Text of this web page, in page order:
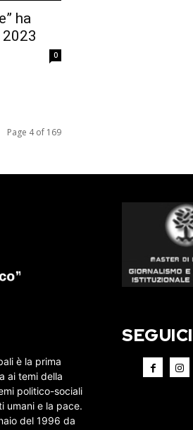
ha
0
Page 4 of 169
è la prima
ai temi della
politico-sociali
umani e la pace.
del 1996 da
SEGUICI